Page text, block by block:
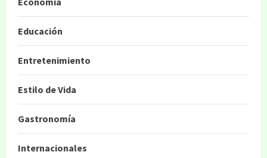
Educación
Entretenimiento
Estilo de Vida
Gastronomía
Internacionales